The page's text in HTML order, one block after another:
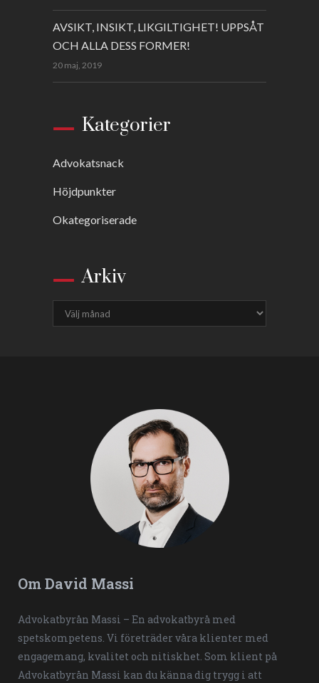
AVSIKT, INSIKT, LIKGILTIGHET! UPPSÅT
OCH ALLA DESS FORMER!
20 maj, 2019
Kategorier
Advokatsnack
Höjdpunkter
Okategoriserade
Arkiv
Om David Massi
Advokatbyrån Massi – En advokatbyrå med
spetskompetens. Vi företräder våra klienter med
engagemang, kvalitet och nitiskhet. Som klient på
Advokatbyrån Massi kan du känna dig trygg i att